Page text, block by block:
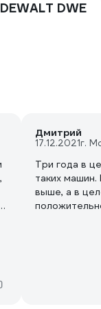
DWE
Дмитрий
17.12.2021г.
Три года в
таких
выше, а в